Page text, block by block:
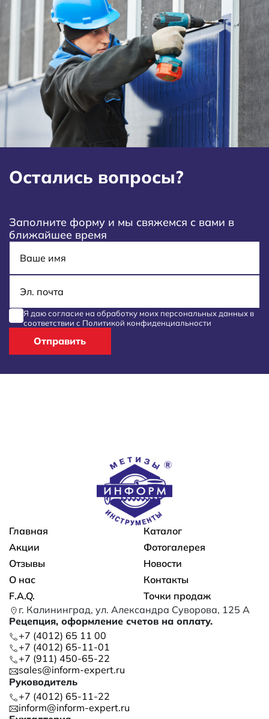
Остались вопросы?
Заполните форму и мы свяжемся с вами в
ближайшее время
Я даю согласие на обработку моих персональных данных в
соответствии с Политикой конфиденциальности
Отправить
Основная навигация
Главная
Каталог
Акции
Фотогалерея
Отзывы
Новости
О нас
Контакты
F.A.Q.
Точки продаж
г. Калининград, ул. Александра Суворова, 125 А
Рецепция, оформление счетов на оплату.
+7 (4012) 65 11 00
+7 (4012) 65-11-01
+7 (911) 450-65-22
sales@inform-expert.ru
Руководитель
+7 (4012) 65-11-22
inform@inform-expert.ru